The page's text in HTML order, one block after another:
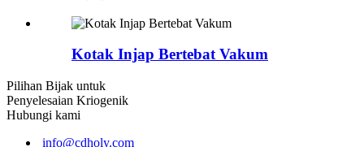
Kotak Injap Bertebat Vakum
Pilihan Bijak untuk
Penyelesaian Kriogenik
Hubungi kami
info@cdholy.com